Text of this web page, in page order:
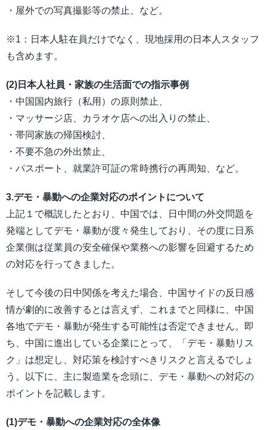
・屋外での写真撮影等の禁止、など。
※1：日本人駐在員だけでなく、現地採用の日本人スタッフ
も含めます。
(2)日本人社員・家族の生活面での指示事例
・中国国内旅行（私用）の原則禁止、
・マッサージ店、カラオケ店への出入りの禁止、
・帯同家族の帰国検討、
・不要不急の外出禁止、
・パスポート、就業許可証の常時携行の再周知、など。
3.デモ・暴動への企業対応のポイントについて
上記１で概説したとおり、中国では、日中間の外交問題を
発端としてデモ・暴動が度々発生しており、その度に日系
企業側は従業員の安全確保や業務への影響を回避するため
の対応を行ってきました。
そして今後の日中関係を考えた場合、中国サイドの反日感
情が劇的に改善するとは言えず、これまでと同様に、中国
各地でデモ・暴動が発生する可能性は否定できません。即
ち、中国に進出している企業にとって、「デモ・暴動リス
ク」は想定し、対応策を検討すべきリスクと言えるでしょ
う。以下に、主に製造業を念頭に、デモ・暴動への対応の
ポイントを記載します。
(1)デモ・暴動への企業対応の全体像